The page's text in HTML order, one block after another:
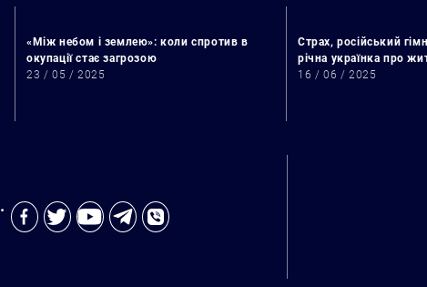
«Між небом і землею»: коли спротив в
окупації стає загрозою
23 / 05 / 2025
Страх, російський
річна українка про
16 / 06 / 2025